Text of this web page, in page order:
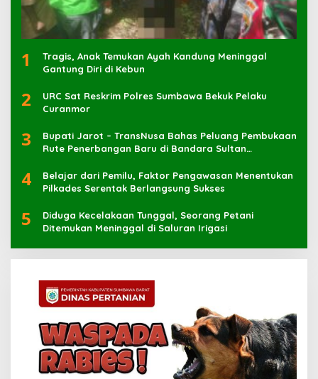
1
Tragis, Anak Temukan Ayah Kandung Meninggal
Gantung Diri di Kebun
2
URC Sat Reskrim Polres Sumbawa Bekuk Pelaku
3
Bupati Jarot – TransNusa Bahas Peluang Pembukaan
Rute Penerbangan Baru di Bandara Sultan
4
Belajar dari Pemilu, Faktor Pengawasan Menentukan
Pilkades Serentak Berlangsung Sukses
5
Diduga Kecelakaan Tunggal, Seorang Petani
Ditemukan Meninggal di Saluran Irigasi